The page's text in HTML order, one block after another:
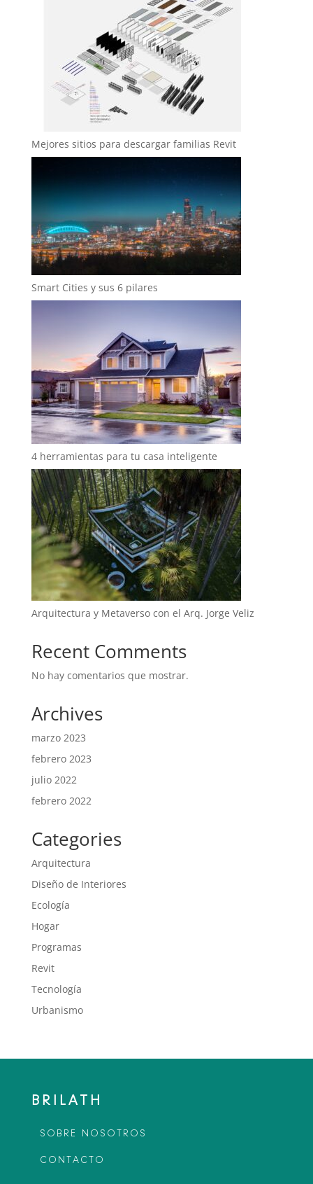
Mejores sitios para descargar familias Revit
Smart Cities y sus 6 pilares
4 herramientas para tu casa inteligente
Arquitectura y Metaverso con el Arq. Jorge Veliz
Recent Comments
No hay comentarios que mostrar.
Archives
marzo 2023
febrero 2023
julio 2022
febrero 2022
Categories
Arquitectura
Diseño de Interiores
Ecología
Hogar
Programas
Revit
Tecnología
Urbanismo
BRILATH
SOBRE NOSOTROS
CONTACTO